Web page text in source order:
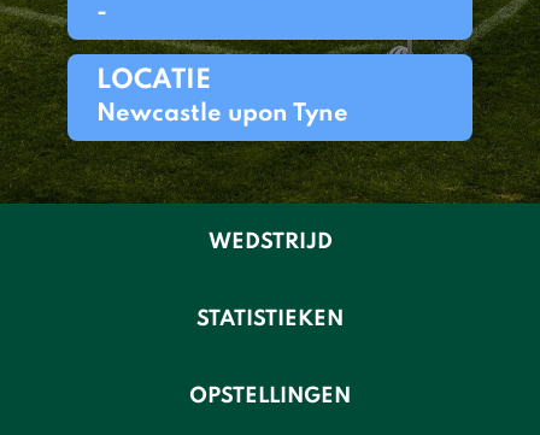
-
LOCATIE
Newcastle upon Tyne
WEDSTRIJD
STATISTIEKEN
OPSTELLINGEN